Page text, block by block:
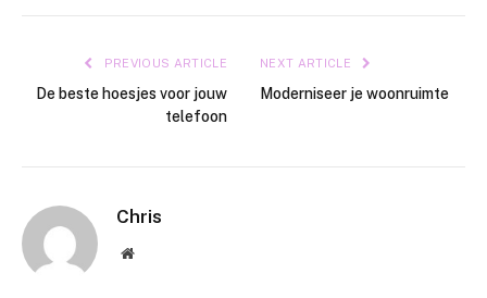
PREVIOUS ARTICLE
De beste hoesjes voor jouw
telefoon
NEXT ARTICLE
Moderniseer je woonruimte
Chris
Website